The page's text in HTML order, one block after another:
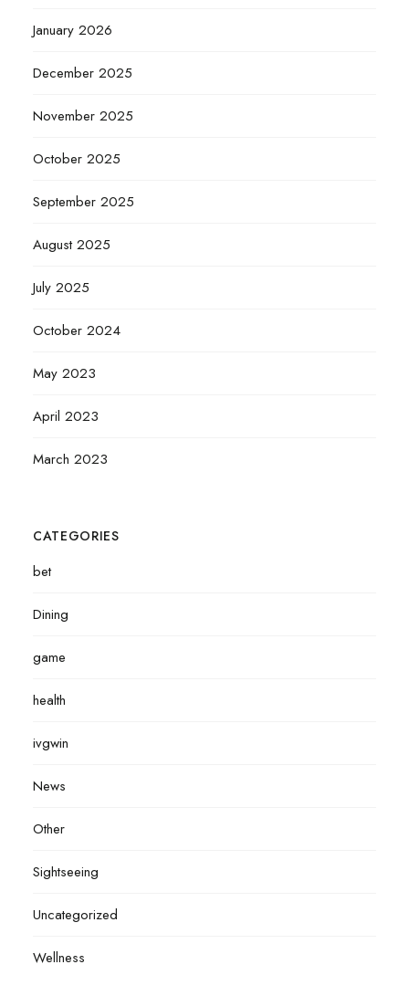
January 2026
December 2025
November 2025
October 2025
September 2025
August 2025
July 2025
October 2024
May 2023
April 2023
March 2023
CATEGORIES
bet
Dining
game
health
ivgwin
News
Other
Sightseeing
Uncategorized
Wellness